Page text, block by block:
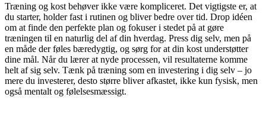
Træning og kost behøver ikke være kompliceret. Det vigtigste er, at
du starter, holder fast i rutinen og bliver bedre over tid. Drop idéen
om at finde den perfekte plan og fokuser i stedet på at gøre
træningen til en naturlig del af din hverdag. Press dig selv, men på
en måde der føles bæredygtig, og sørg for at din kost understøtter
dine mål. Når du lærer at nyde processen, vil resultaterne komme
helt af sig selv. Tænk på træning som en investering i dig selv – jo
mere du investerer, desto større bliver afkastet, ikke kun fysisk, men
også mentalt og følelsesmæssigt.